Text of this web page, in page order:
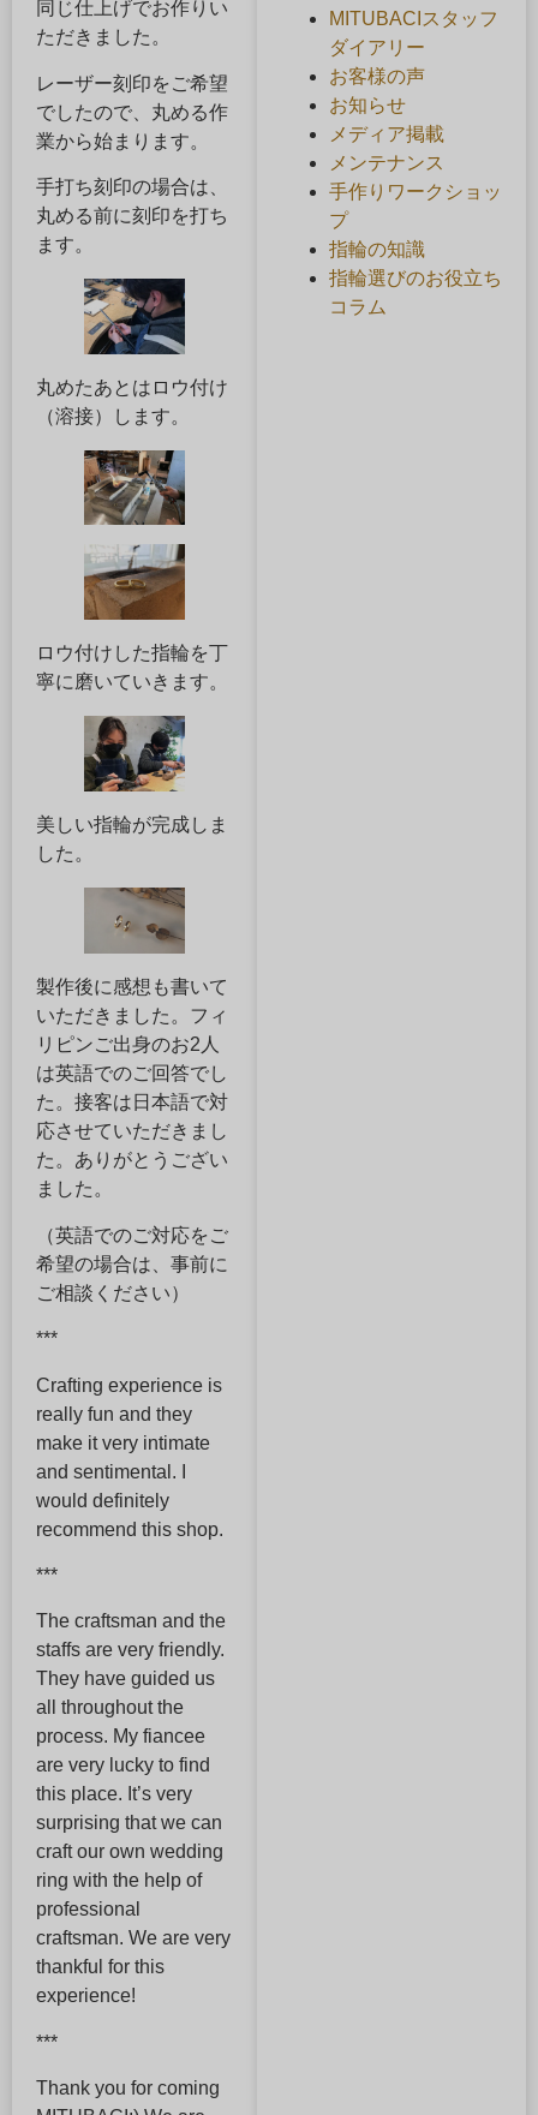
同じ仕上げでお作りい
ただきました。
レーザー刻印をご希望
でしたので、丸める作
業から始まります。
手打ち刻印の場合は、
丸める前に刻印を打ち
ます。
丸めたあとはロウ付け
（溶接）します。
ロウ付けした指輪を丁
寧に磨いていきます。
美しい指輪が完成しま
した。
製作後に感想も書いて
いただきました。フィ
リピンご出身のお2人
は英語でのご回答でし
た。接客は日本語で対
応させていただきまし
た。ありがとうござい
ました。
（英語でのご対応をご
希望の場合は、事前に
ご相談ください）
***
Crafting experience is
really fun and they
make it very intimate
and sentimental. I
would definitely
recommend this shop.
***
The craftsman and the
staffs are very friendly.
They have guided us
all throughout the
process. My fiancee
are very lucky to find
this place. It’s very
surprising that we can
craft our own wedding
ring with the help of
professional
craftsman. We are very
thankful for this
experience!
***
Thank you for coming
MITUBACIスタッフ
ダイアリー
お客様の声
お知らせ
メディア掲載
メンテナンス
手作りワークショッ
プ
指輪の知識
指輪選びのお役立ち
コラム